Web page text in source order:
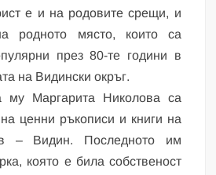
е и на родовите срещи, и
родното място, които са
през 80-те години в
на Видински окръг.
му Маргарита Николова са
ценни ръкописи и книги на
– Видин. Последното им
която е била собственост